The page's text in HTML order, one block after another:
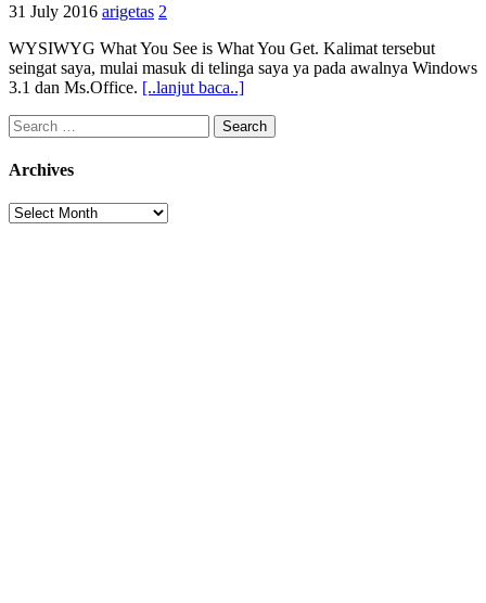
31 July 2016 arigetas 2
WYSIWYG What You See is What You Get. Kalimat tersebut
seingat saya, mulai masuk di telinga saya ya pada awalnya Windows
3.1 dan Ms.Office. [..lanjut baca..]
Search
for:
Archives
Archives